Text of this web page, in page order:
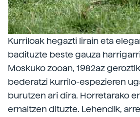
Kurriloak hegazti lirain eta
badituzte beste gauza
Moskuko zooan, 1982az
bederatzi kurrilo-espezieren
burutzen ari dira. Horretarako
ernaltzen dituzte. Lehendik,